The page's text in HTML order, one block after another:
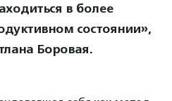
в более
состоянии»,
Боровая.